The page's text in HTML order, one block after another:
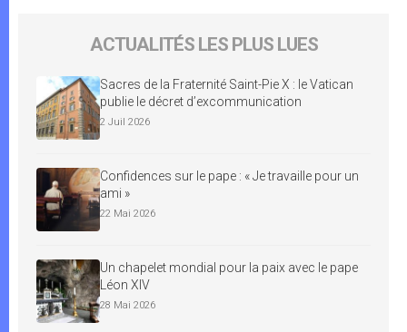
ACTUALITÉS LES PLUS LUES
Sacres de la Fraternité Saint-Pie X : le Vatican
publie le décret d’excommunication
2 Juil 2026
Confidences sur le pape : « Je travaille pour un
ami »
22 Mai 2026
Un chapelet mondial pour la paix avec le pape
Léon XIV
28 Mai 2026